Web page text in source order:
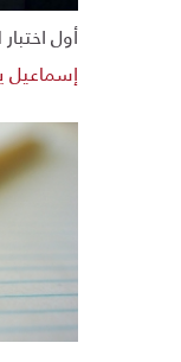
أول
إسماعيل